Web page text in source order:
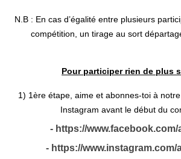
N.B : En cas d’égalité entre plusieurs
compétition, un tirage au sort
Pour participer rien de plus
1) 1ère étape, aime et abonnes-toi à
Instagram avant le début du
- https://
- https://www.instagram.com/